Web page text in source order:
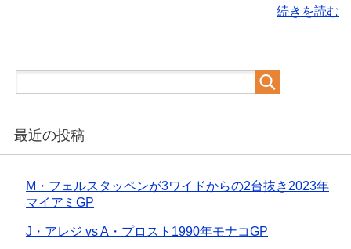
続きを読む
最近の投稿
M・フェルスタッペンが3ワイドからの2台抜き2023年
マイアミGP
J・アレジ vs A・プロスト1990年モナコGP